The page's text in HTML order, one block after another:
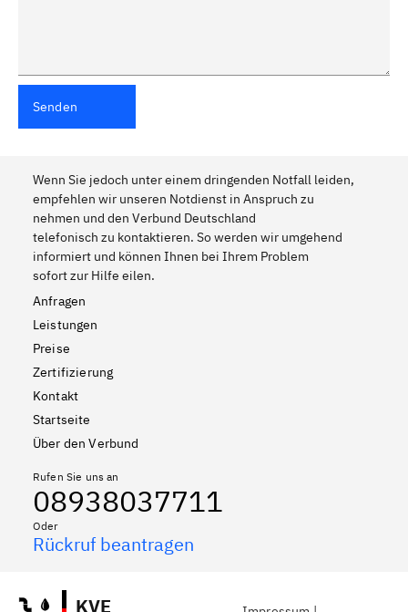
Senden
Wenn Sie jedoch unter einem dringenden Notfall leiden,
empfehlen wir unseren Notdienst in Anspruch zu
nehmen und den Verbund Deutschland
telefonisch zu kontaktieren. So werden wir umgehend
informiert und können Ihnen bei Ihrem Problem
sofort zur Hilfe eilen.
Anfragen
Leistungen
Preise
Zertifizierung
Kontakt
Startseite
Über den Verbund
Rufen Sie uns an
08938037711
Oder
Rückruf beantragen
KVE